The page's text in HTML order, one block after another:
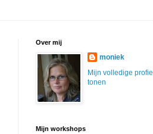
Over mij
moniek
Mijn volledige profiel
tonen
Mijn workshops